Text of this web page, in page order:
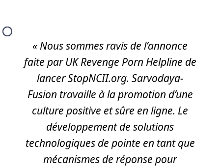
« Nous sommes ravis de l’annonce
faite par UK Revenge Porn Helpline de
lancer StopNCII.org. Sarvodaya-
Fusion travaille à la promotion d’une
culture positive et sûre en ligne. Le
développement de solutions
technologiques de pointe en tant que
mécanismes de réponse pour